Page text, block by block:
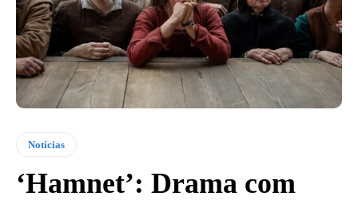
Notícias
‘Hamnet’: Drama com